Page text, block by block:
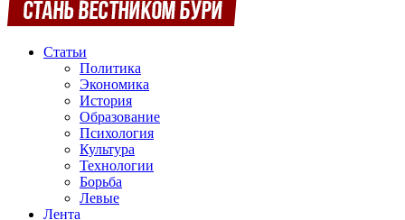
Статьи
Политика
Экономика
История
Образование
Психология
Культура
Технологии
Борьба
Левые
Лента